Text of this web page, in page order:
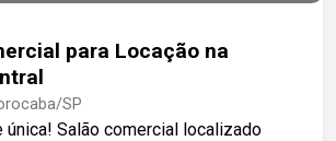
para Locação na
SP
única! Salão comercial localizado